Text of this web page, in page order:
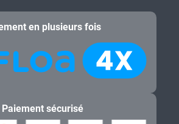
en plusieurs fois
Paiement sécurisé